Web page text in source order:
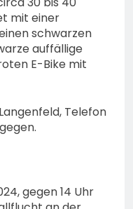
mit einer
schwarzen
auffällige
E-Bike mit
Telefon
gegen 14 Uhr